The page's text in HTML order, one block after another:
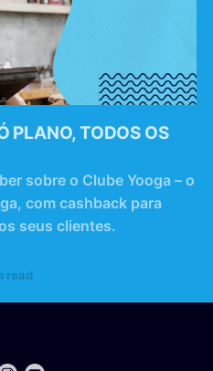
PLANO, TODOS OS
sobre o Clube Yooga – o
com cashback para
seus clientes.
read